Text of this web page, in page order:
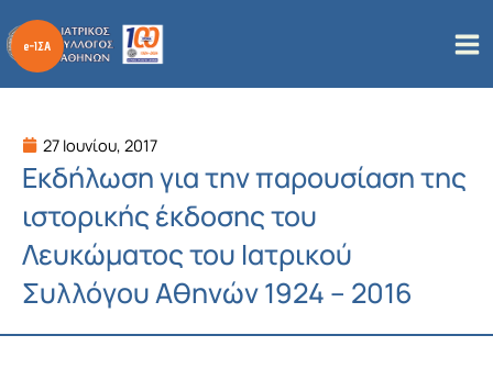
στο
περιεχόμενο
27 Ιουνίου, 2017
Εκδήλωση για την παρουσίαση της
ιστορικής έκδοσης του
Λευκώματος του Ιατρικού
Συλλόγου Αθηνών 1924 – 2016